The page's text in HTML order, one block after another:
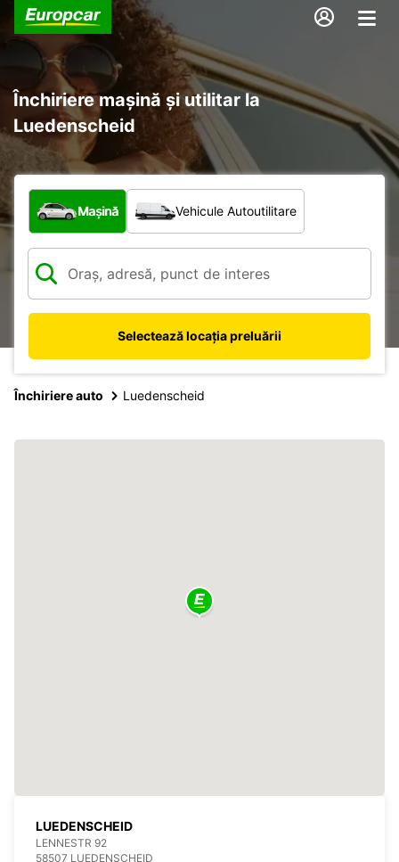
Închiriere mașină și utilitar la
Luedenscheid
Ce tip de vehicul?
Mașină Vehicule Autoutilitare
Selectează locația preluării
Închiriere auto Luedenscheid
LUEDENSCHEID
LENNESTR 92
58507 LUEDENSCHEID